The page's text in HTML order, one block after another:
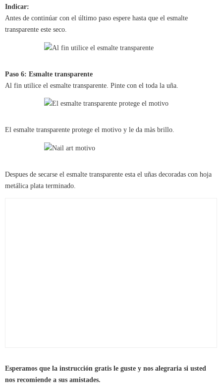
Indicar:
Antes de continúar con el último paso espere hasta que el esmalte
transparente este seco.
Paso 6: Esmalte transparente
Al fin utilice el esmalte transparente. Pinte con el toda la uña.
El esmalte transparente protege el motivo y le da màs brillo.
Despues de secarse el esmalte transparente esta el uñas decoradas con hoja
metálica plata terminado.
Esperamos que la instrucción gratis le guste y nos alegraria si usted
nos recomiende a sus amistades.